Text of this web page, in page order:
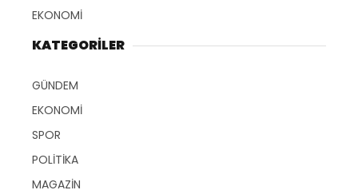
EKONOMİ
KATEGORİLER
GÜNDEM
EKONOMİ
SPOR
POLİTİKA
MAGAZİN